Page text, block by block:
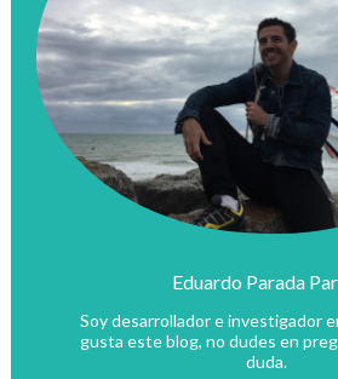
Eduardo Parada
Soy desarrollador e investigador
gusta este blog, no dudes en
duda.